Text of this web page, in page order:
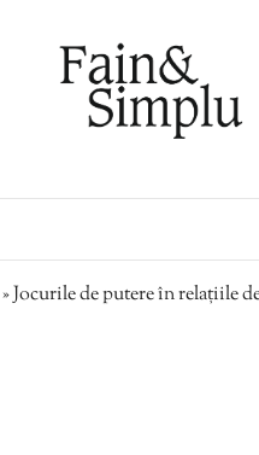
»Jocurile de putere în relațiile